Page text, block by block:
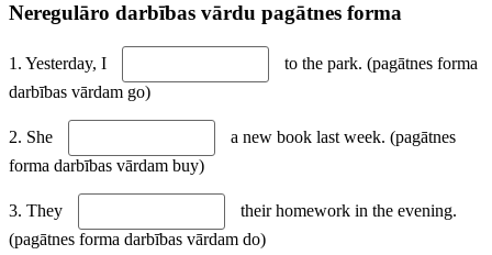
Neregulāro darbības vārdu pagātnes forma
1. Yesterday, I
to the park. (pagātnes forma
darbības vārdam go)
2. She
a new book last week. (pagātnes
forma darbības vārdam buy)
3. They
their homework in the evening.
(pagātnes forma darbības vārdam do)